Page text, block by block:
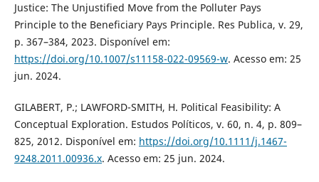
Justice: The Unjustified Move from the Polluter Pays
Principle to the Beneficiary Pays Principle. Res Publica, v. 29,
p. 367–384, 2023. Disponível em:
https://doi.org/10.1007/s11158-022-09569-w. Acesso em: 25
jun. 2024.
GILABERT, P.; LAWFORD-SMITH, H. Political Feasibility: A
Conceptual Exploration. Estudos Políticos, v. 60, n. 4, p. 809–
825, 2012. Disponível em: https://doi.org/10.1111/j.1467-
9248.2011.00936.x. Acesso em: 25 jun. 2024.